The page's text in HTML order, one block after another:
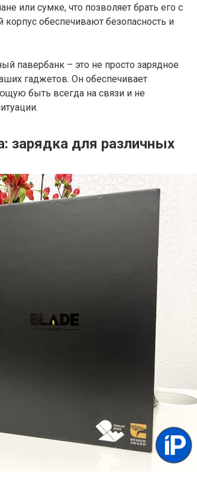
или сумке, что позволяет брать его с
обеспечивают безопасность и
павербанк – это не просто зарядное
гаджетов. Он обеспечивает
быть всегда на связи и не
зарядка для различных